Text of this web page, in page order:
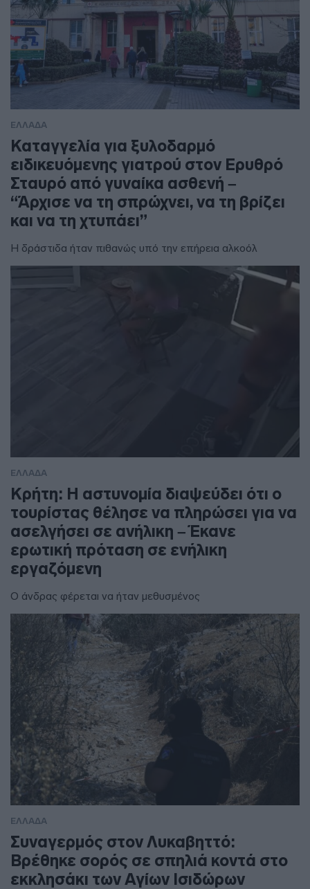
ΕΛΛΑΔΑ
Καταγγελία για ξυλοδαρμό
ειδικευόμενης γιατρού στον Ερυθρό
Σταυρό από γυναίκα ασθενή –
“Άρχισε να τη σπρώχνει, να τη βρίζει
και να τη χτυπάει”
Η δράστιδα ήταν πιθανώς υπό την επήρεια αλκοόλ
ΕΛΛΑΔΑ
Κρήτη: Η αστυνομία διαψεύδει ότι ο
τουρίστας θέλησε να πληρώσει για να
ασελγήσει σε ανήλικη – Έκανε
ερωτική πρόταση σε ενήλικη
εργαζόμενη
Ο άνδρας φέρεται να ήταν μεθυσμένος
ΕΛΛΑΔΑ
Συναγερμός στον Λυκαβηττό:
Βρέθηκε σορός σε σπηλιά κοντά στο
εκκλησάκι των Αγίων Ισιδώρων